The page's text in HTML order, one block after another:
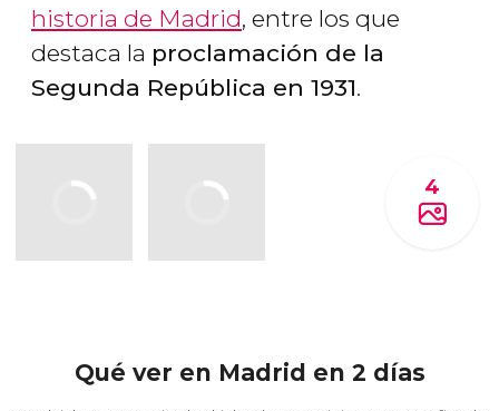
historia de Madrid, entre los que
destaca la proclamación de la
Segunda República en 1931.
4
Qué ver en Madrid en 2 días